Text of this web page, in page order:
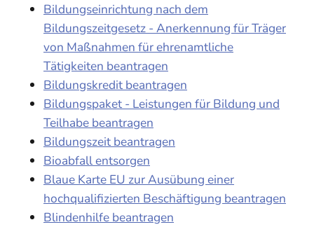
Bildungseinrichtung nach dem
Bildungszeitgesetz - Anerkennung für Träger
von Maßnahmen für ehrenamtliche
Tätigkeiten beantragen
Bildungskredit beantragen
Bildungspaket - Leistungen für Bildung und
Teilhabe beantragen
Bildungszeit beantragen
Bioabfall entsorgen
Blaue Karte EU zur Ausübung einer
hochqualifizierten Beschäftigung beantragen
Blindenhilfe beantragen